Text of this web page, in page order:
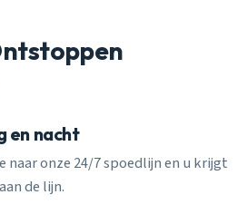
en nacht
naar onze 24/7 spoedlijn en u krijgt
de lijn.